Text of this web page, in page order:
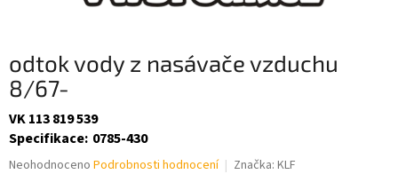
odtok vody z nasávače vzduchu
8/67-
VK 113 819 539
Specifikace: 0785-430
Průměrné
Neohodnoceno Podrobnosti hodnocení Značka: KLF